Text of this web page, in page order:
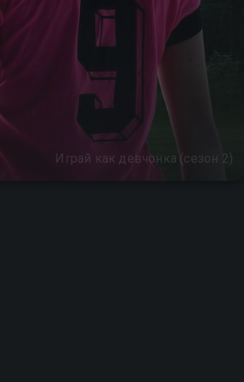
Играй как девчонка (сезон 2)